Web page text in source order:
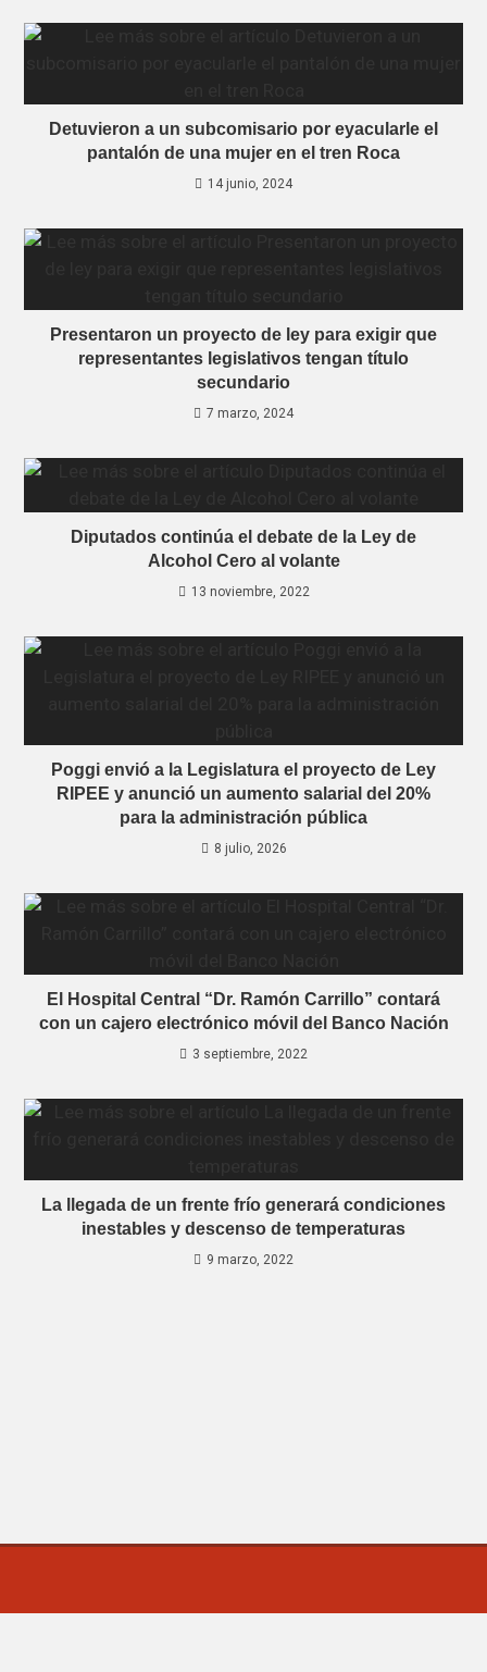
Detuvieron a un subcomisario por eyacularle el
pantalón de una mujer en el tren Roca
14 junio, 2024
Presentaron un proyecto de ley para exigir que
representantes legislativos tengan título
secundario
7 marzo, 2024
Diputados continúa el debate de la Ley de
Alcohol Cero al volante
13 noviembre, 2022
Poggi envió a la Legislatura el proyecto de Ley
RIPEE y anunció un aumento salarial del 20%
para la administración pública
8 julio, 2026
El Hospital Central “Dr. Ramón Carrillo” contará
con un cajero electrónico móvil del Banco Nación
3 septiembre, 2022
La llegada de un frente frío generará condiciones
inestables y descenso de temperaturas
9 marzo, 2022